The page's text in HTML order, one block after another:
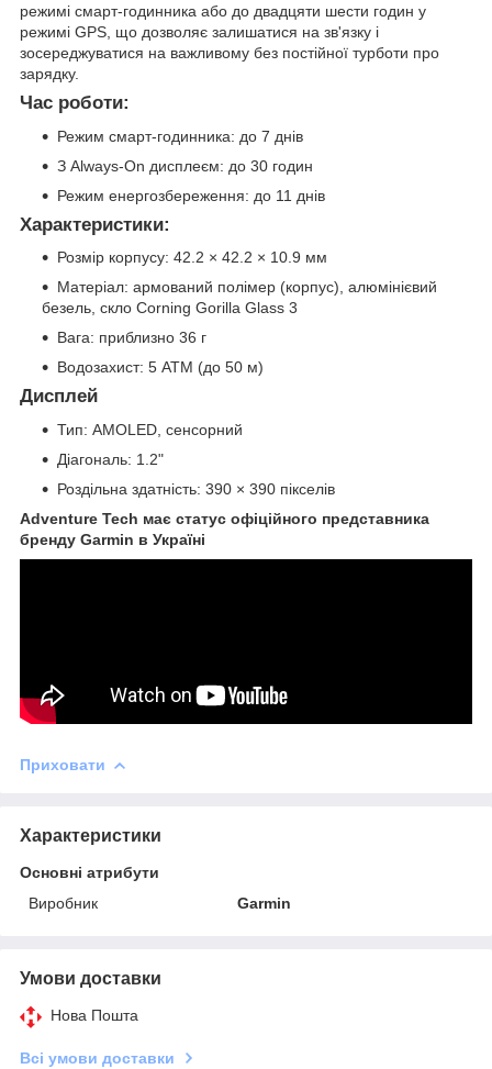
режимі смарт-годинника або до двадцяти шести годин у
режимі GPS, що дозволяє залишатися на зв'язку і
зосереджуватися на важливому без постійної турботи про
зарядку.
Час роботи:
Режим смарт-годинника: до 7 днів
З Always-On дисплеєм: до 30 годин
Режим енергозбереження: до 11 днів
Характеристики:
Розмір корпусу: 42.2 × 42.2 × 10.9 мм
Матеріал: армований полімер (корпус), алюмінієвий
безель, скло Corning Gorilla Glass 3
Вага: приблизно 36 г
Водозахист: 5 ATM (до 50 м)
Дисплей
Тип: AMOLED, сенсорний
Діагональ: 1.2"
Роздільна здатність: 390 × 390 пікселів
Adventure Tech має статус офіційного представника
бренду Garmin в Україні
Приховати
Характеристики
Основні атрибути
Виробник
Garmin
Умови доставки
Нова Пошта
Всі умови доставки